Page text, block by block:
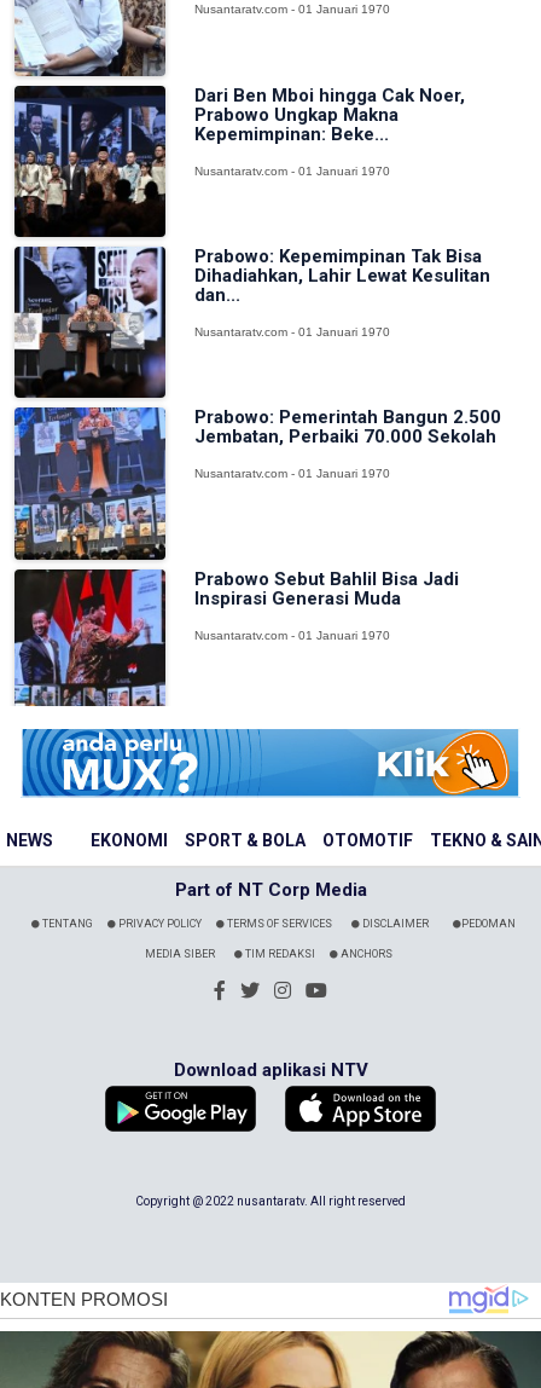
NEWS EKONOMI SPORT & BOLA OTOMOTIF TEKNO &
Nusantaratv.com - 01 Januari 1970
Dari Ben Mboi hingga Cak Noer,
Prabowo Ungkap Makna
Kepemimpinan: Beke...
Nusantaratv.com - 01 Januari 1970
Prabowo: Kepemimpinan Tak Bisa
Dihadiahkan, Lahir Lewat Kesulitan
dan...
Nusantaratv.com - 01 Januari 1970
Prabowo: Pemerintah Bangun 2.500
Jembatan, Perbaiki 70.000 Sekolah
Nusantaratv.com - 01 Januari 1970
Prabowo Sebut Bahlil Bisa Jadi
Inspirasi Generasi Muda
Nusantaratv.com - 01 Januari 1970
Part of NT Corp Media
TENTANG PRIVACY POLICY TERMS OF SERVICES DISCLAIMER PEDOMAN
MEDIA SIBER TIM REDAKSI ANCHORS
Download aplikasi NTV
Copyright @ 2022 nusantaratv. All right reserved